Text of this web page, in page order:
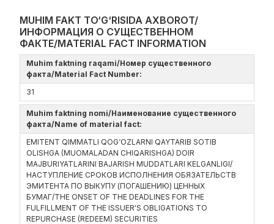
MUHIM FAKT TO‘G‘RISIDA AXBOROT/
ИНФОРМАЦИЯ О СУЩЕСТВЕННОМ
ФАКТЕ/MATERIAL FACT INFORMATION
Muhim faktning raqami/Номер существенного
факта/Material Fact Number:
31
Muhim faktning nomi/Наименование существенного
факта/Name of material fact:
EMITENT QIMMATLI QOG‘OZLARNI QAYTARIB SOTIB
OLISHGA (MUOMALADAN CHIQARISHGA) DOIR
MAJBURIYATLARINI BAJARISH MUDDATLARI KELGANLIGI/
НАСТУПЛЕНИЕ СРОКОВ ИСПОЛНЕНИЯ ОБЯЗАТЕЛЬСТВ
ЭМИТЕНТА ПО ВЫКУПУ (ПОГАШЕНИЮ) ЦЕННЫХ
БУМАГ/THE ONSET OF THE DEADLINES FOR THE
FULFILLMENT OF THE ISSUER'S OBLIGATIONS TO
REPURCHASE (REDEEM) SECURITIES